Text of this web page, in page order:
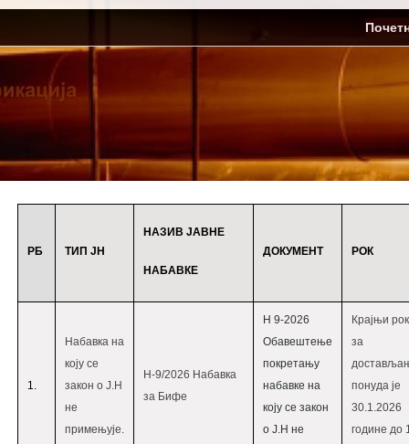
Skip
content
РБ ТИП ЈН
НАЗИВ ЈАВНЕ
НАБАВКЕ
ДОКУМЕНТ РОК
1.
Набавка на
коју се
закон о Ј.Н
не
примењује.
Н-9/2026 Набавка
за Бифе
Н 9-2026
Oбавештење
покретању
набавке на
коју се закон
о Ј.Н не
Крајњи рок
за
понуда је
30.1.2026
године до